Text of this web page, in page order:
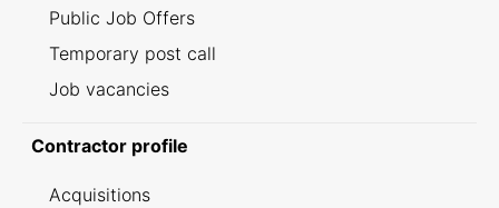
Public Job Offers
Temporary post call
Job vacancies
Contractor profile
Acquisitions